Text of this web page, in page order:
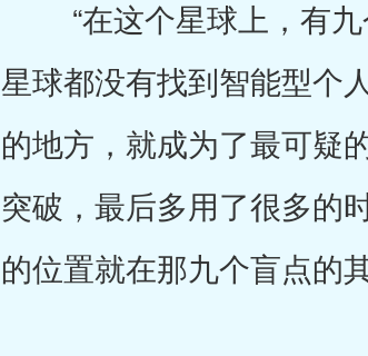
“在这个星球上，有九
星球都没有找到智能型个
的地方，就成为了最可疑
突破，最后多用了很多的
的位置就在那九个盲点的